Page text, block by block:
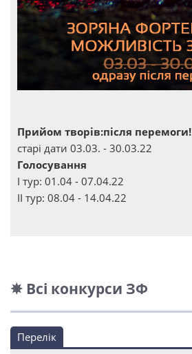
Прийом творів:після перемоги!
старі дати 03.03. - 30.03.22
Голосування
І тур: 01.04 - 07.04.22
ІІ тур: 08.04 - 14.04.22
✵ Всі конкурси ЗФ
Перелік